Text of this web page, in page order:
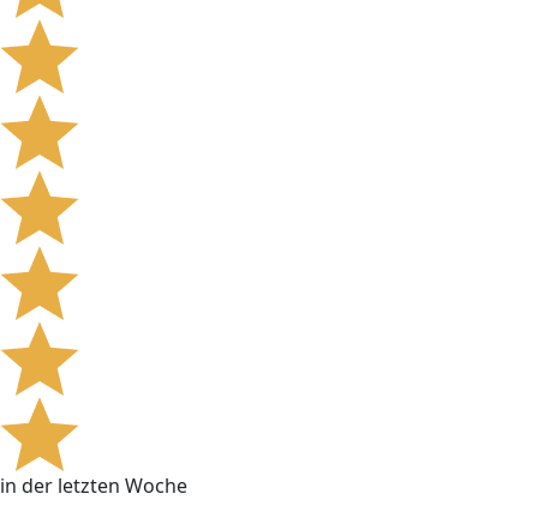
in der letzten Woche